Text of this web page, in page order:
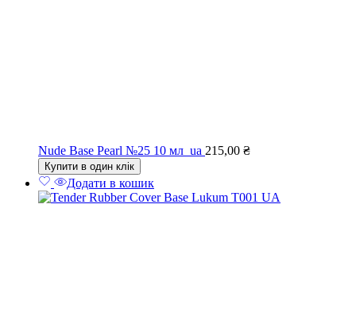
Nude Base Pearl №25 10 мл_ua 215,00 ₴
Купити в один клік
Додати в кошик